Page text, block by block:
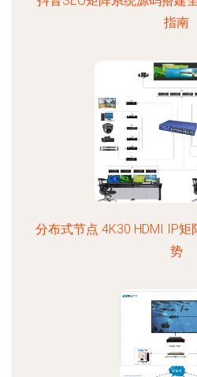
指南
分布式节点 4K30 HDMI IP
势